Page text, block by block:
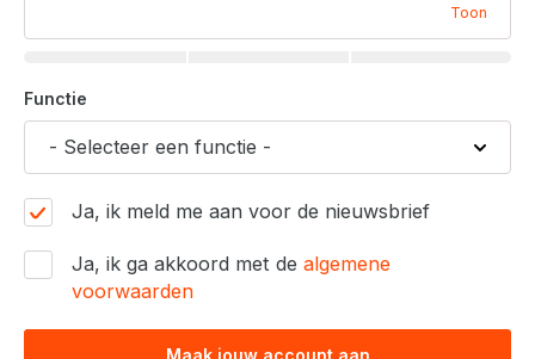
Toon
Functie
Ja, ik meld me aan voor de nieuwsbrief
Ja, ik ga akkoord met de algemene
voorwaarden
Maak jouw account aan